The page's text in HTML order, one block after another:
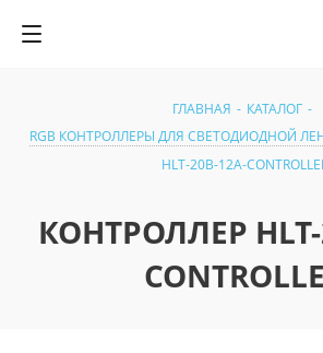
ГЛАВНАЯ - КАТАЛОГ -
RGB КОНТРОЛЛЕРЫ ДЛЯ СВЕТОДИОДНОЙ
HLT-20B-12A-
КОНТРОЛЛЕР HLT-